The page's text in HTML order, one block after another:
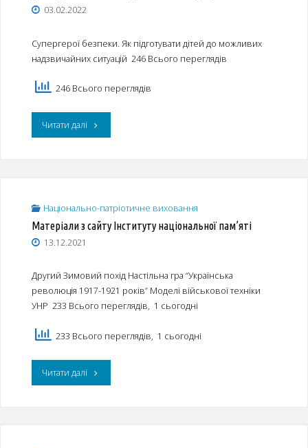
03.02.2022
Супергерої безпеки. Як підготувати дітей до можливих
надзвичайних ситуацій 246 Всього переглядів
246 Всього переглядів
Читати далі"Світлана
Як
дітей
до
ситуацій”"
Національно-патріотичне виховання
Матеріали з сайту Інституту національної пам’яті
13.12.2021
Другий Зимовий похід Настільна гра “Українська
революція 1917-1921 років” Моделі військової техніки
УНР 233 Всього переглядів, 1 сьогодні
233 Всього переглядів, 1 сьогодні
Читати далі"Матеріали